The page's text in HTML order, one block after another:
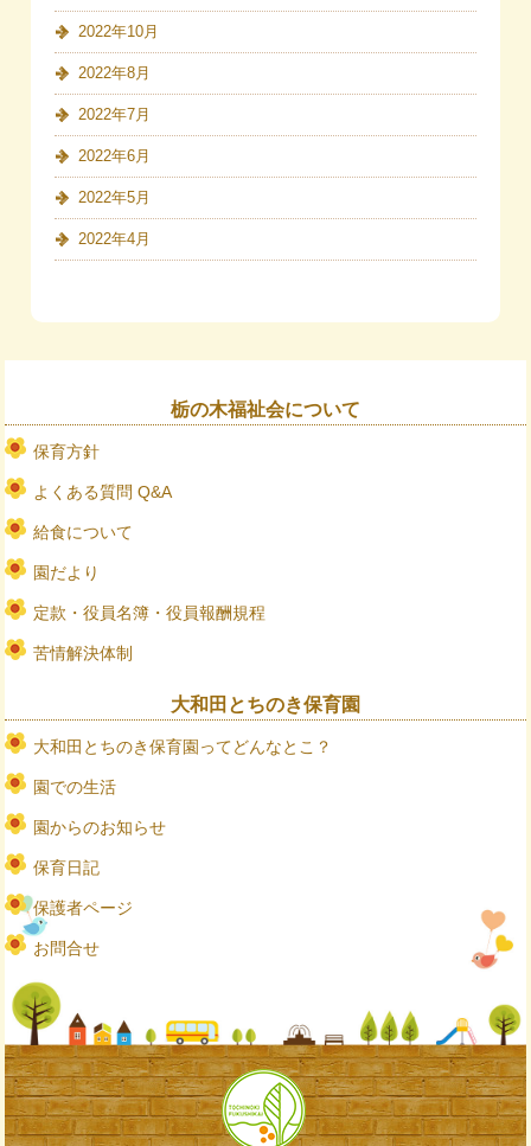
2022年10月
2022年8月
2022年7月
2022年6月
2022年5月
2022年4月
栃の木福祉会について
保育方針
よくある質問 Q&A
給食について
園だより
定款・役員名簿・役員報酬規程
苦情解決体制
大和田とちのき保育園
大和田とちのき保育園ってどんなとこ？
園での生活
園からのお知らせ
保育日記
保護者ページ
お問合せ